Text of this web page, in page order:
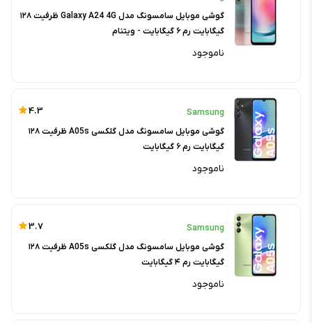
گوشی موبایل سامسونگ مدل Galaxy A24 4G ظرفیت ۱۲۸
گیگابایت رم ۶ گیگابایت - ویتنام
ناموجود
Samsung
4.3
گوشی موبایل سامسونگ مدل گلکسی A05s ظرفیت ۱۲۸
گیگابایت رم ۶ گیگابایت
ناموجود
Samsung
3.7
گوشی موبایل سامسونگ مدل گلکسی A05s ظرفیت ۱۲۸
گیگابایت رم ۴ گیگابایت
ناموجود